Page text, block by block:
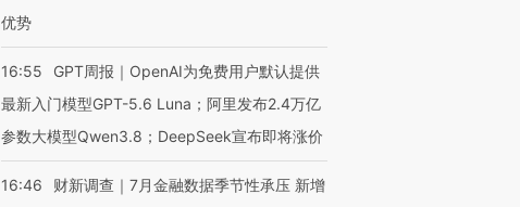
优势
16:55
GPT周报｜OpenAI为免费用户默认提供
最新入门模型GPT-5.6 Luna；阿里发布2.4万亿
参数大模型Qwen3.8；DeepSeek宣布即将涨价
16:46
财新调查｜7月金融数据季节性承压 新增